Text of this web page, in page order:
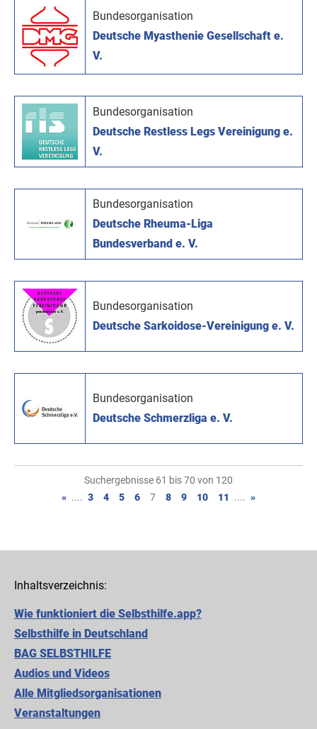
Bundesorganisation
Deutsche Myasthenie Gesellschaft e.
V.
Bundesorganisation
Deutsche Restless Legs Vereinigung e.
V.
Bundesorganisation
Deutsche Rheuma-Liga
Bundesverband e. V.
Bundesorganisation
Deutsche Sarkoidose-Vereinigung e. V.
Bundesorganisation
Deutsche Schmerzliga e. V.
Suchergebnisse 61 bis 70 von 120
« .... 3 4 5 6 7 8 9 10 11 .... »
Inhaltsverzeichnis:
Wie funktioniert die Selbsthilfe.app?
Selbsthilfe in Deutschland
BAG SELBSTHILFE
Audios und Videos
Alle Mitgliedsorganisationen
Veranstaltungen
Cookie-Einstellungen